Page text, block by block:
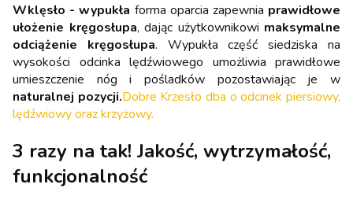
Wklęsło - wypukła forma oparcia zapewnia prawidłowe
ułożenie kręgosłupa, dając użytkownikowi maksymalne
odciążenie kręgosłupa. Wypukła część siedziska na
wysokości odcinka lędźwiowego umożliwia prawidłowe
umieszczenie nóg i pośladków pozostawiając je w
naturalnej pozycji.Dobre Krzesło dba o odcinek piersiowy,
lędźwiowy oraz krzyżowy.
3 razy na tak! Jakość, wytrzymałość,
funkcjonalność